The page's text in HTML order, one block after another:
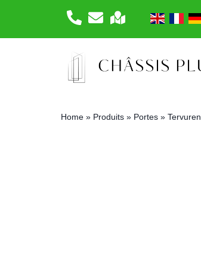
Home » Produits » Portes » Tervuren